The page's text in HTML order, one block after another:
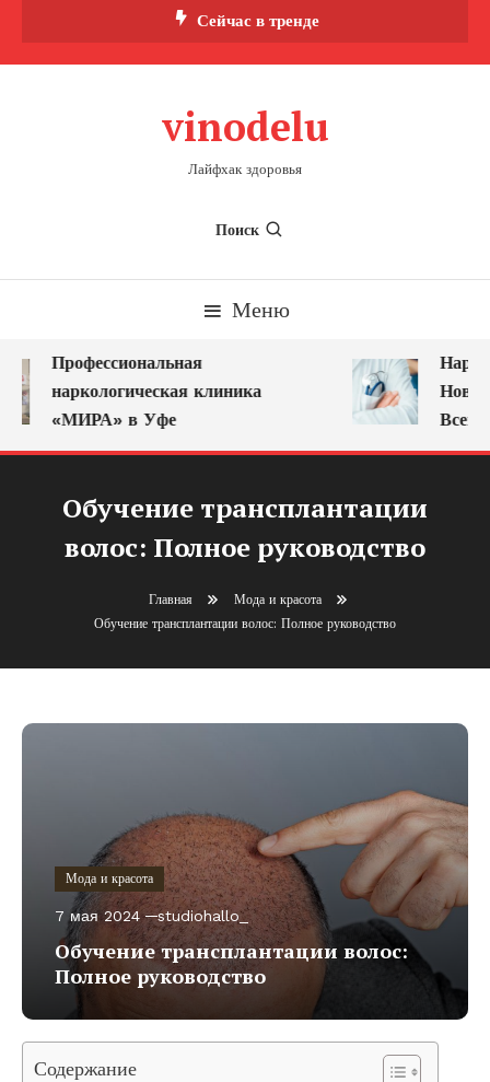
Сейчас в тренде
vinodelu
Лайфхак здоровья
Поиск
Меню
Профессиональная
наркологическая клиника
«МИРА» в Уфе
Обучение трансплантации
волос: Полное руководство
Главная
Мода и красота
Обучение трансплантации волос: Полное руководство
Мода и красота
7 мая 2024 studiohallo_
Обучение трансплантации волос:
Полное руководство
Содержание